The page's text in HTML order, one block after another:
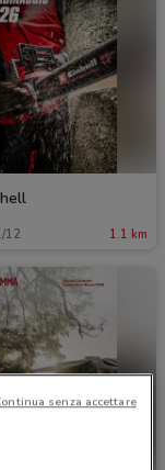
12 1.1 km
senza accettare